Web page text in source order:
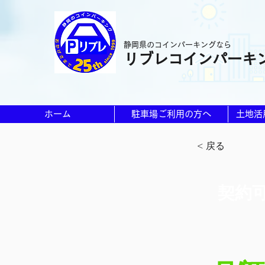
静岡県のコインパーキングなら
リブレコインパーキ
ホーム 駐車場ご利用の方へ 土地活
< 戻る